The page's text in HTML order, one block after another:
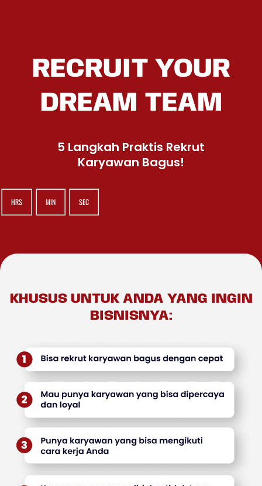
RECRUIT YOUR
DREAM TEAM
5 Langkah Praktis Rekrut
Karyawan Bagus!
HRS MIN SEC
KHUSUS UNTUK ANDA YANG INGIN
BISNISNYA: